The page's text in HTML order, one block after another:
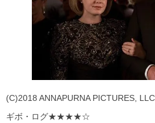
(C)2018 ANNAPURNA PICTURES,
ギボ・ログ★★★★☆